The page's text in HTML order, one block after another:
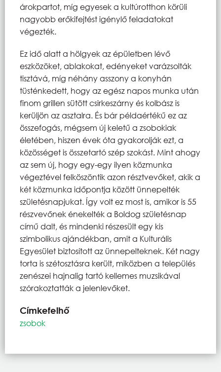
árokpartot, míg egyesek a kultúrotthon körüli
nagyobb erőkifejtést igénylő feladatokat
végezték.
Ez idő alatt a hölgyek az épületben lévő
eszközöket, ablakokat, edényeket varázsolták
tisztává, míg néhány asszony a konyhán
tüsténkedett, hogy az egész napos munka után
finom grillen sütött csirkeszárny és kolbász is
kerüljön az asztalra. És bár példaértékű ez az
összefogás, mégsem új keletű a zsobokiak
életében, hiszen évek óta gyakorolják ezt, a
közösséget is összetartó szép szokást. Mint ahogy
az sem új, hogy egy-egy ilyen közmunka
végeztével felköszöntik azon résztvevőket, akik a
két közmunka időpontja között ünnepelték
születésnapjukat. Így volt ez most is, amikor is 55
részvevőnek énekelték a Boldog születésnap
című dalt, és mindenki részesült egy kis
szimbolikus ajándékban, amit a Kulturális
Egyesület biztosított az ünnepelteknek. Két nagy
torta is szétosztásra került, miközben a település
zenészei hajnalig tartó kellemes muzsikával
szórakoztatták a jelenlevőket.
Címkefelhő
zsobok